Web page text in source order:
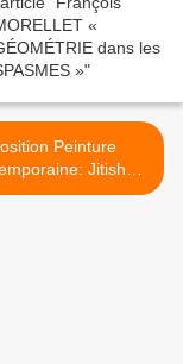
Peinture
Jitish
« Phase Transition